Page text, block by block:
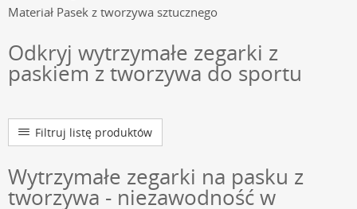
Materiał Pasek z tworzywa sztucznego
Odkryj wytrzymałe zegarki z
paskiem z tworzywa do sportu
Filtruj listę produktów
Wytrzymałe zegarki na pasku z
tworzywa - niezawodność w